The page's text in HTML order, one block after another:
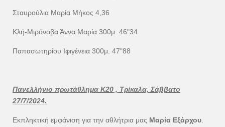
Σταυρούλια Μαρία Μήκος 4,36
Κλή-Μιρόνοβα Άννα Μαρία 300μ. 46"34
Παπασωτηρίου Ιφιγένεια 300μ. 47"88
Πανελλήνιο πρωτάθλημα Κ20 , Τρίκαλα, Σάββατο
27/7/2024.
Εκπληκτική εμφάνιση για την αθλήτρια μας Μαρία Εξάρχου